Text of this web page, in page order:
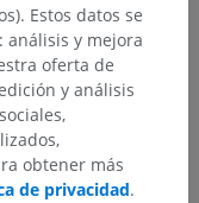
o
Estos datos se
análisis y mejora
oferta de
y análisis
obtener más
de privacidad.